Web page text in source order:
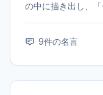
の中に描き出し、
9件の名言